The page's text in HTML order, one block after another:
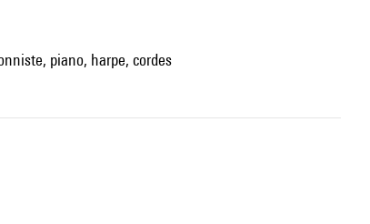
piano, harpe, cordes